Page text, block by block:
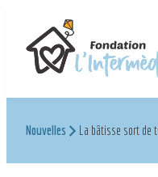
contenu
Nouvelles La bâtisse sort de